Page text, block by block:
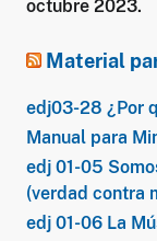
octubre 2023.
Material
edj03-28 ¿Por
Manual para
edj 01-05
(verdad contra
edj 01-06 La